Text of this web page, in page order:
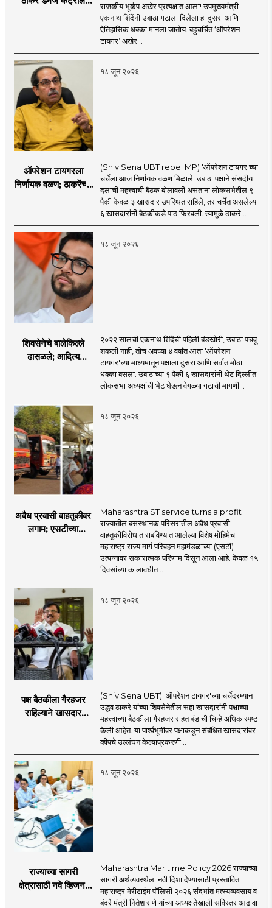
शिंदेंकडे जाण्याच्या चर्चा
सुरू
राजकीय भूकंप अखेर प्रत्यक्षात आला! उपमुख्यमंत्री
एकनाथ शिंदेंनी उबाठा गटाला दिलेला हा दुसरा आणि
ऐतिहासिक धक्का मानला जातोय. बहुचर्चित ‘ऑपरेशन
टायगर’ अखेर ..
१८ जून २०२६
ऑपरेशन टायगरला
निर्णायक वळण; ठाकरेंच्या
विलीन होण्याचा प्रस्ताव?
(Shiv Sena UBT rebel MP) 'ऑपरेशन टायगर'च्या
चर्चेला आज निर्णायक वळण मिळाले. उबाठा पक्षाने संसदीय
दलाची महत्त्वाची बैठक बोलावली असताना लोकसभेतील ९
पैकी केवळ ३ खासदार उपस्थित राहिले, तर चर्चेत असलेल्या
६ खासदारांनी बैठकीकडे पाठ फिरवली. त्यामुळे ठाकरे ..
१८ जून २०२६
शिवसेनेचे बालेकिल्ले
ढासळले; आदित्य
नेमका कुठे चुकला?
२०२२ सालची एकनाथ शिंदेंची पहिली बंडखोरी, उबाठा पचवू
शकली नाही, तोच अवघ्या ४ वर्षांत आता 'ऑपरेशन
टायगर'च्या माध्यमातून पक्षाला दुसरा आणि सर्वात मोठा
धक्का बसला. उबाठाच्या ९ पैकी ६ खासदारांनी थेट दिल्लीत
लोकसभा अध्यक्षांची भेट घेऊन वेगळ्या गटाची मागणी ..
१८ जून २०२६
अवैध प्रवासी वाहतुकीवर
लगाम; एसटीच्या
Maharashtra ST service turns a profit
राज्यातील बसस्थानक परिसरातील अवैध प्रवासी
वाहतुकीविरोधात राबविण्यात आलेल्या विशेष मोहिमेचा
महाराष्ट्र राज्य मार्ग परिवहन महामंडळाच्या (एसटी)
उत्पन्नावर सकारात्मक परिणाम दिसून आला आहे. केवळ १५
दिवसांच्या कालावधीत ..
१८ जून २०२६
पक्ष बैठकीला गैरहजर
राहिल्याने खासदार
काय सांगतो?
(Shiv Sena UBT) 'ऑपरेशन टायगर'च्या चर्चेदरम्यान
उद्धव ठाकरे यांच्या शिवसेनेतील सहा खासदारांनी पक्षाच्या
महत्त्वाच्या बैठकीला गैरहजर राहत बंडाची चिन्हे अधिक स्पष्ट
केली आहेत. या पार्श्वभूमीवर पक्षाकडून संबंधित खासदारांवर
व्हीपचे उल्लंघन केल्याप्रकरणी ..
१८ जून २०२६
राज्याच्या सागरी
क्षेत्रासाठी नवे व्हिजन;
Maharashtra Maritime Policy 2026 राज्याच्या
सागरी अर्थव्यवस्थेला नवी दिशा देण्यासाठी प्रस्तावित
महाराष्ट्र मेरीटाईम पॉलिसी २०२६ संदर्भात मत्स्यव्यवसाय व
बंदरे मंत्री नितेश राणे यांच्या अध्यक्षतेखाली सविस्तर आढावा